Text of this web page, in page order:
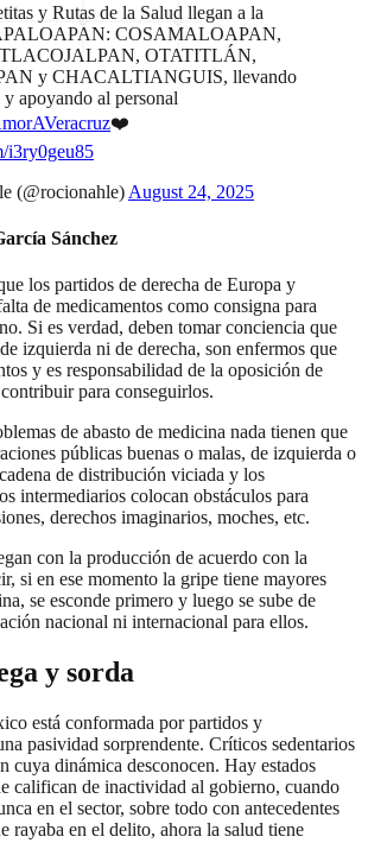
y Rutas de la Salud llegan a la
COSAMALOAPAN,
OTATITLÁN,
y CHACALTIANGUIS, llevando
apoyando al personal
❤️
i3ry0geu85
(@rocionahle) August 24, 2025
Sánchez
los partidos de derecha de Europa y
de medicamentos como consigna para
Si es verdad, deben tomar conciencia que
izquierda ni de derecha, son enfermos que
y es responsabilidad de la oposición de
para conseguirlos.
de abasto de medicina nada tienen que
públicas buenas o malas, de izquierda o
de distribución viciada y los
intermediarios colocan obstáculos para
derechos imaginarios, moches, etc.
con la producción de acuerdo con la
si en ese momento la gripe tiene mayores
se esconde primero y luego se sube de
nacional ni internacional para ellos.
y sorda
está conformada por partidos y
pasividad sorprendente. Críticos sedentarios
cuya dinámica desconocen. Hay estados
califican de inactividad al gobierno, cuando
en el sector, sobre todo con antecedentes
rayaba en el delito, ahora la salud tiene